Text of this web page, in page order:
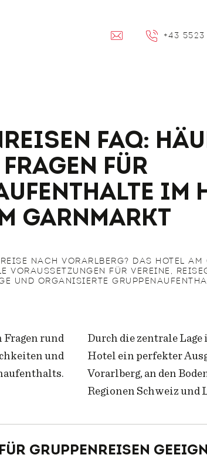
EMAIL +43
FAQ:
Fragen für
im
Garnmarkt
NACH VORARLBERG? DAS HOTEL AM
VORAUSSETZUNGEN FÜR VEREINE,
UND ORGANISIERTE
rund
und
Durch die zentrale
Hotel ein perfekter
Vorarlberg, an den
Regionen Schweiz und
Gruppenreisen